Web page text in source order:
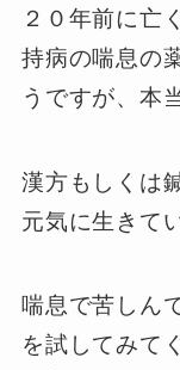
２０年前に亡
持病の喘息の
うですが、本
漢方もしくは
元気に生きて
喘息で苦しん
を試してみて